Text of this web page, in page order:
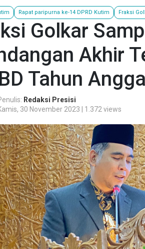
Rapat paripurna ke-14 DPRD Kutim Fraksi
Golkar
Akhir
Tahun
Redaksi Presisi
30 November 2023 | 1.372 views